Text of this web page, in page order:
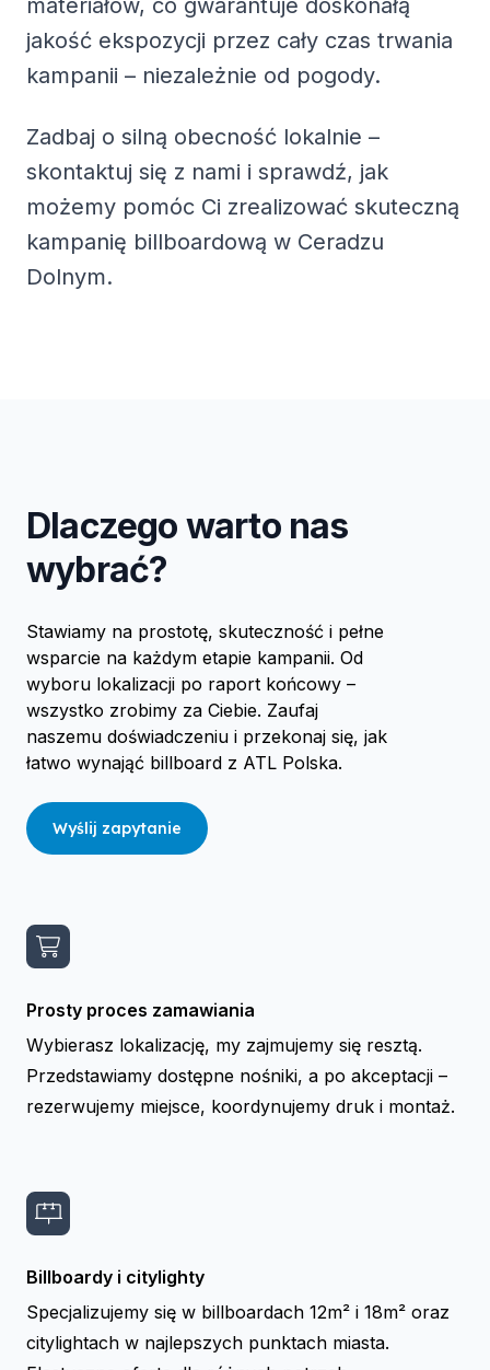
jakość ekspozycji przez cały czas trwania
kampanii – niezależnie od pogody.
Zadbaj o silną obecność lokalnie –
skontaktuj się z nami i sprawdź, jak
możemy pomóc Ci zrealizować skuteczną
kampanię billboardową w Ceradzu
Dolnym.
Dlaczego warto nas
wybrać?
Stawiamy na prostotę, skuteczność i pełne
wsparcie na każdym etapie kampanii. Od
wyboru lokalizacji po raport końcowy –
wszystko zrobimy za Ciebie. Zaufaj
naszemu doświadczeniu i przekonaj się, jak
łatwo wynająć billboard z ATL Polska.
Wyślij zapytanie
Prosty proces zamawiania
Wybierasz lokalizację, my zajmujemy się resztą.
Przedstawiamy dostępne nośniki, a po akceptacji –
rezerwujemy miejsce, koordynujemy druk i montaż.
Billboardy i citylighty
Specjalizujemy się w billboardach 12m² i 18m² oraz
citylightach w najlepszych punktach miasta.